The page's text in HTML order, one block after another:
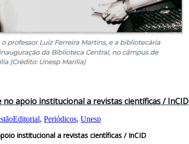
no apoio institucional a revistas científicas / InCID
, Periódicos, Unesp
institucional a revistas científicas / InCID